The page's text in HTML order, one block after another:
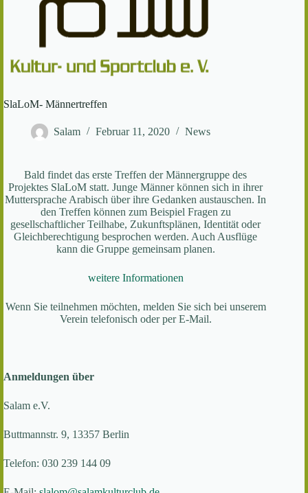
SlaLoM- Männertreffen
Salam Februar 11, 2020 News
Bald findet das erste Treffen der Männergruppe des
Projektes SlaLoM statt. Junge Männer können sich in ihrer
Muttersprache Arabisch über ihre Gedanken austauschen. In
den Treffen können zum Beispiel Fragen zu
gesellschaftlicher Teilhabe, Zukunftsplänen, Identität oder
Gleichberechtigung besprochen werden. Auch Ausflüge
kann die Gruppe gemeinsam planen.
weitere Informationen
Wenn Sie teilnehmen möchten, melden Sie sich bei unserem
Verein telefonisch oder per E-Mail.
Anmeldungen über
Salam e.V.
Buttmannstr. 9, 13357 Berlin
Telefon: 030 239 144 09